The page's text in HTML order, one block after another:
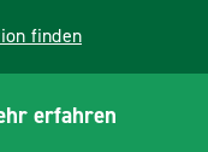
finden
erfahren